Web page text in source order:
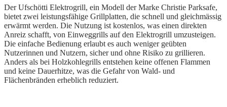
Der Ufschötti Elektrogrill, ein Modell der Marke Christie Parksafe,
bietet zwei leistungsfähige Grillplatten, die schnell und gleichmässig
erwärmt werden. Die Nutzung ist kostenlos, was einen direkten
Anreiz schafft, von Einweggrills auf den Elektrogrill umzusteigen.
Die einfache Bedienung erlaubt es auch weniger geübten
Nutzerinnen und Nutzern, sicher und ohne Risiko zu grillieren.
Anders als bei Holzkohlegrills entstehen keine offenen Flammen
und keine Dauerhitze, was die Gefahr von Wald- und
Flächenbränden erheblich reduziert.